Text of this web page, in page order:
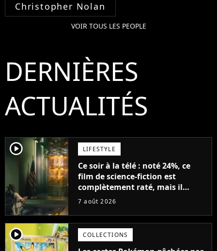
Christopher Nolan
VOIR TOUS LES PEOPLE
DERNIÈRES
ACTUALITÉS
player2 LIFESTYLE
Ce soir à la télé : noté 24%, ce
film de science-fiction est
complètement raté, mais il
aurait pu être encore pire à
7 août 2026
player2 COLLECTIONS